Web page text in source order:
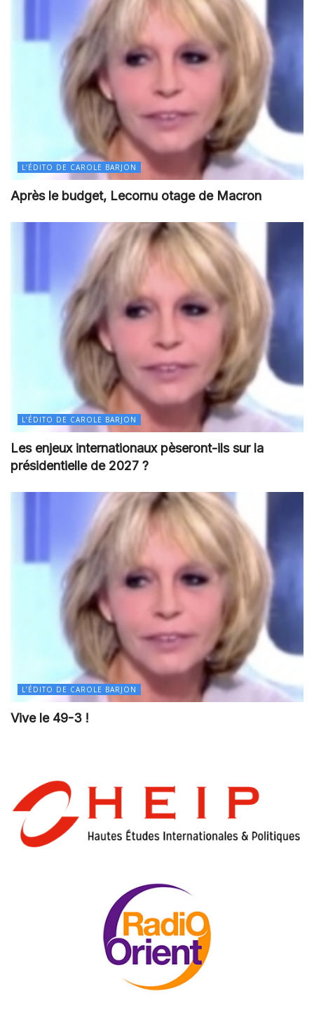
L’ÉDITO DE CAROLE BARJON
Après le budget, Lecornu otage de Macron
L’ÉDITO DE CAROLE BARJON
Les enjeux internationaux pèseront-ils sur la
présidentielle de 2027 ?
L’ÉDITO DE CAROLE BARJON
Vive le 49-3 !